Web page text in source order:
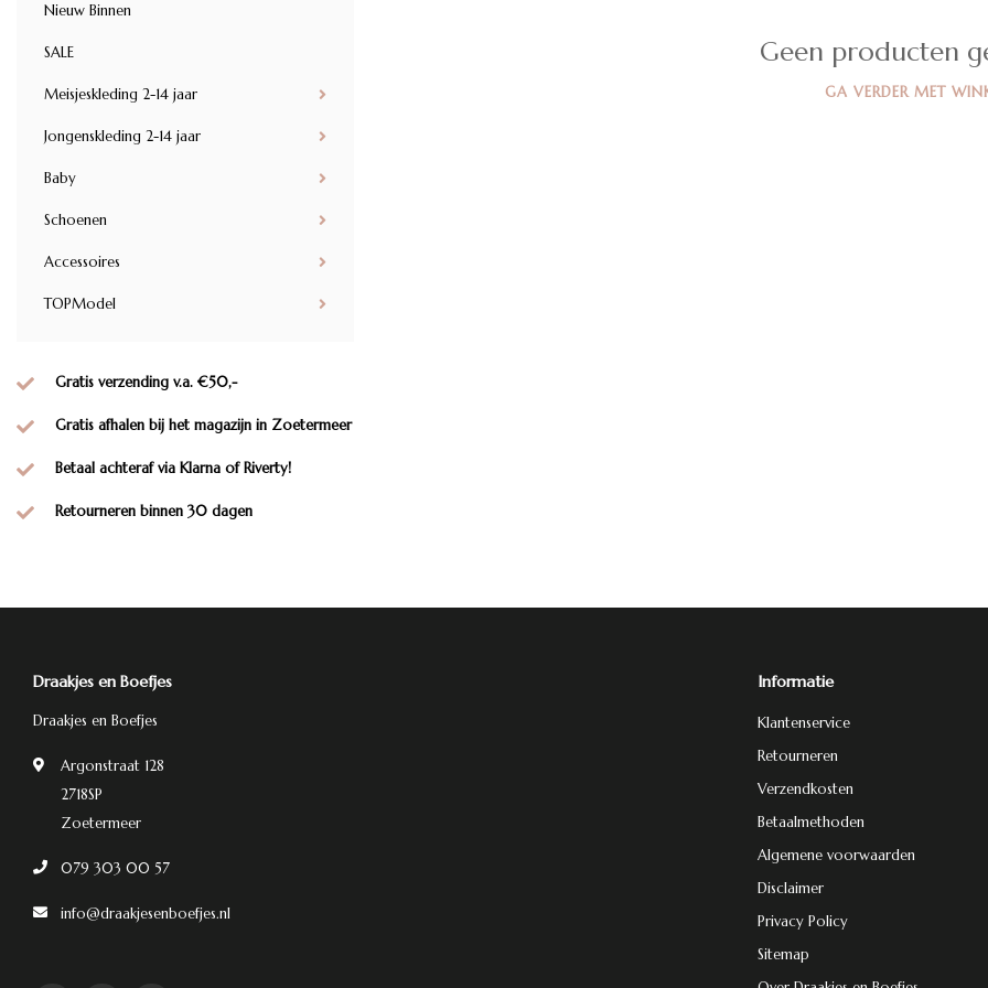
Nieuw Binnen
SALE
Meisjeskleding 2-14 jaar
Jongenskleding 2-14 jaar
Baby
Schoenen
Accessoires
TOPModel
Gratis verzending v.a. €50,-
Gratis afhalen bij het magazijn in Zoetermeer
Betaal achteraf via Klarna of Riverty!
Retourneren binnen 30 dagen
Geen producten
GA VERDER MET
Draakjes en Boefjes
Draakjes en Boefjes
Argonstraat 128
2718SP
Zoetermeer
079 303 00 57
info@draakjesenboefjes.nl
Informatie
Klantenservice
Retourneren
Verzendkosten
Betaalmethoden
Algemene voorwaarden
Disclaimer
Privacy Policy
Sitemap